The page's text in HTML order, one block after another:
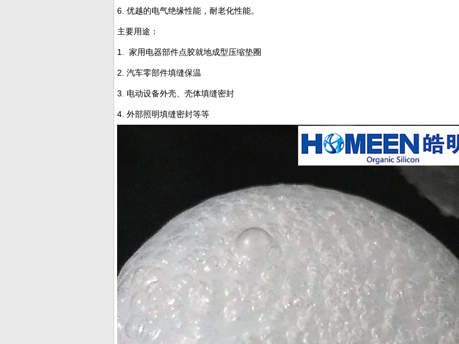
6. 优越的电气绝缘性能，耐老化性能。
主要用途：
1. 家用电器部件点胶就地成型压缩垫圈
2. 汽车零部件填缝保温
3. 电动设备外壳、壳体填缝密封
4. 外部照明填缝密封等等